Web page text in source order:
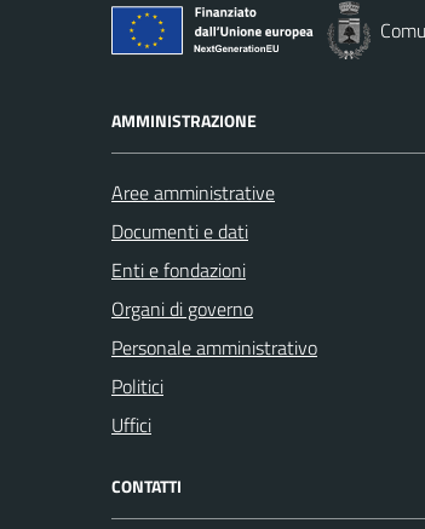
AMMINISTRAZIONE
Aree amministrative
Documenti e dati
Enti e fondazioni
Organi di governo
Personale amministrativo
Politici
Uffici
CONTATTI